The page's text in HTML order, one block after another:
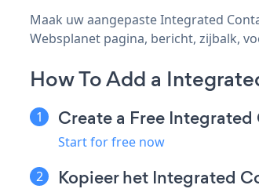
Maak uw aangepaste Integrated
Websplanet pagina, bericht, zijbalk,
How To Add a
Create a Free
Start for free now
Kopieer het Integrated